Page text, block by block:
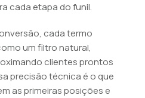
cada etapa do funil.
cada termo
um filtro natural,
clientes prontos
precisão técnica é o que
as primeiras posições e